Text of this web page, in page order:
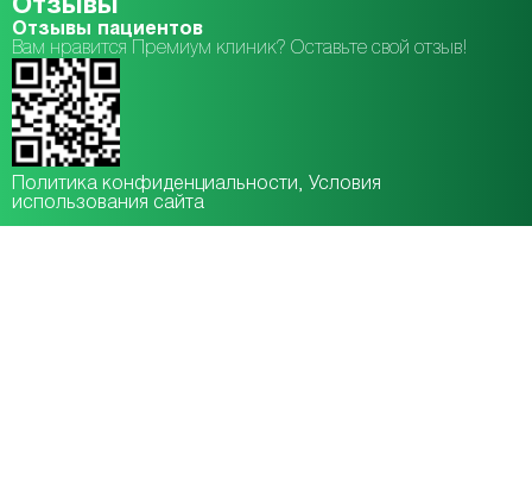
Отзывы
Отзывы пациентов
Вам нравится Премиум клиник? Оставьте свой отзыв!
Политика конфиденциальности, Условия
использования сайта